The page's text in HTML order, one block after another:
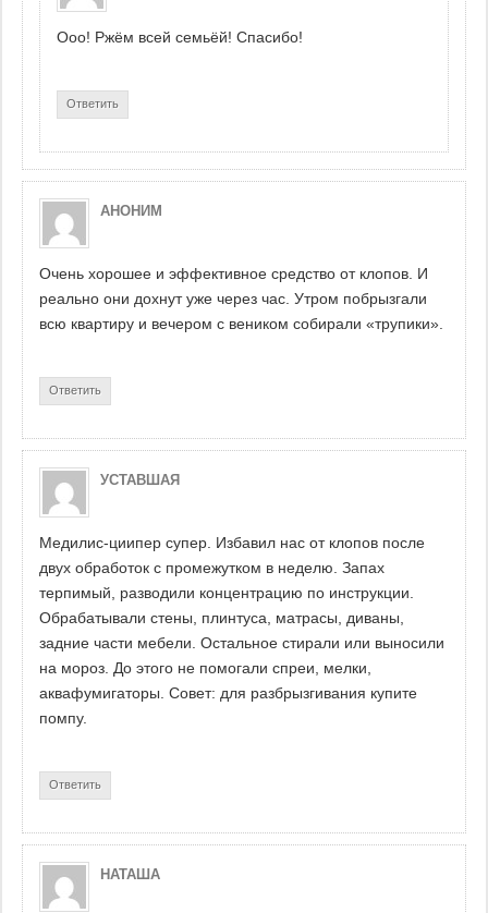
Ооо! Ржём всей семьёй! Спасибо!
Ответить
АНОНИМ
Очень хорошее и эффективное средство от клопов. И
реально они дохнут уже через час. Утром побрызгали
всю квартиру и вечером с веником собирали «трупики».
Ответить
УСТАВШАЯ
Медилис-циипер супер. Избавил нас от клопов после
двух обработок с промежутком в неделю. Запах
терпимый, разводили концентрацию по инструкции.
Обрабатывали стены, плинтуса, матрасы, диваны,
задние части мебели. Остальное стирали или выносили
на мороз. До этого не помогали спреи, мелки,
аквафумигаторы. Совет: для разбрызгивания купите
помпу.
Ответить
НАТАША